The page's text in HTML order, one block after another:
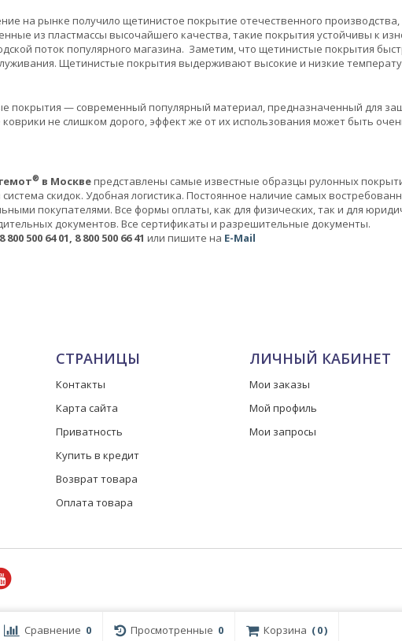
на рынке получило щетинистое покрытие отечественного
из пластмассы высочайшего качества, такие покрытия устойчивы к
поток популярного магазина. Заметим, что щетинистые покрытия
Щетинистые покрытия выдерживают высокие и низкие
покрытия — современный популярный материал, предназначенный для
коврики не слишком дорого, эффект же от их использования может быть
® в Москвепредставлены самые известные образцы рулонных
скидок. Удобная логистика. Постоянное наличие самых
покупателями. Все формы оплаты, как для физических, так и для
документов. Все сертификаты и разрешительные документы.
500 64 01, 8 800 500 66 41 или пишите на E-Mail
СТРАНИЦЫ
Контакты
Карта сайта
Приватность
Купить в кредит
Возврат товара
Оплата товара
ЛИЧНЫЙ КАБИНЕТ
Мои заказы
Мой профиль
Мои запросы
Сравнение 0 Просмотренные 0 Корзина 0